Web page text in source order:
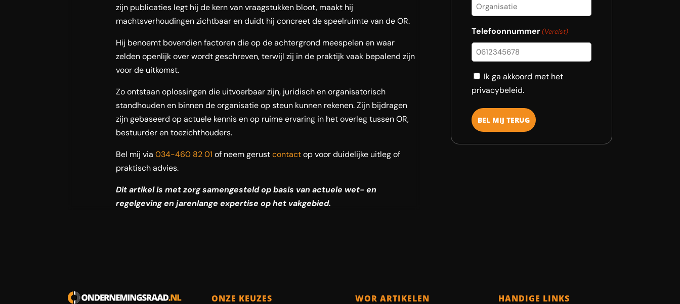
zijn publicaties legt hij de kern van vraagstukken bloot, maakt hij
machtsverhoudingen zichtbaar en duidt hij concreet de speelruimte van de OR.
Hij benoemt bovendien factoren die op de achtergrond meespelen en waar
zelden openlijk over wordt geschreven, terwijl zij in de praktijk vaak bepalend zijn
voor de uitkomst.
Zo ontstaan oplossingen die uitvoerbaar zijn, juridisch en organisatorisch
standhouden en binnen de organisatie op steun kunnen rekenen. Zijn bijdragen
zijn gebaseerd op actuele kennis en op ruime ervaring in het overleg tussen OR,
bestuurder en toezichthouders.
Bel mij via034-460 82 01 of neem gerustcontactop voor duidelijke uitleg of
praktisch advies.
Dit artikel is met zorg samengesteld op basis van actuele wet- en
regelgeving en jarenlange expertise op het vakgebied.
Telefoonnummer (Vereist)
Consent
Ik ga akkoord met het
privacybeleid.
ONZE KEUZES WOR ARTIKELEN HANDIGE LINKS